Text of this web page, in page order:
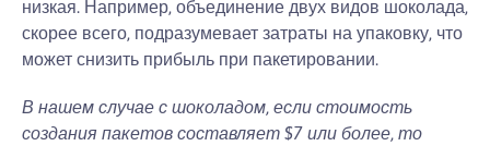
низкая. Например, объединение двух видов шоколада,
скорее всего, подразумевает затраты на упаковку, что
может снизить прибыль при пакетировании.
В нашем случае с шоколадом, если стоимость
создания пакетов составляет $7 или более, то